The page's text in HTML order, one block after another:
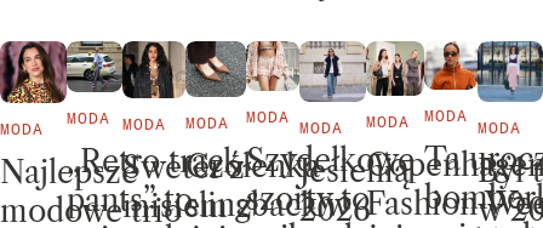
MODA
Najlepsze
modowe trio
MODA
„Retro track
pants” to
MODA
Sweter z
misiem z
MODA
Czółenka
slingback w
MODA
Szydełkowe
szorty to
MODA
Jesienią
2026
MODA
Fashion
MODA
Ta
MODA
Był
w